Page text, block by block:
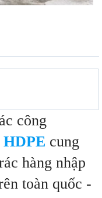
công
cung
hàng nhập
toàn quốc -